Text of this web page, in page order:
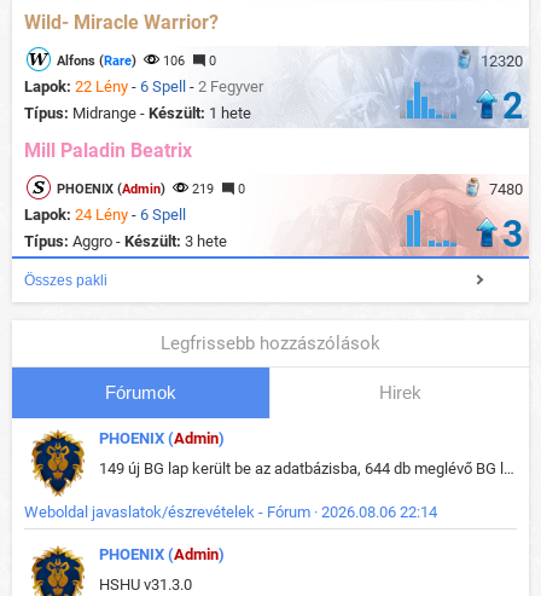
Wild- Miracle Warrior?
12320
Alfons (Rare) 106 0
Lapok: 22 Lény - 6 Spell - 2 Fegyver
Típus: Midrange - Készült: 1 hete 2
Mill Paladin Beatrix
7480
PHOENIX (Admin) 219 0
Lapok: 24 Lény - 6 Spell
Típus: Aggro - Készült: 3 hete 3
Összes pakli
Legfrissebb hozzászólások
Fórumok Hirek
PHOENIX (Admin)
149 új BG lap került be az adatbázisba, 644 db meglévő BG lap módosult, bekerültek az új képek a megváltozott lapokhoz is.
Weboldal javaslatok/észrevételek - Fórum · 2026.08.06 22:14
PHOENIX (Admin)
HSHU v31.3.0